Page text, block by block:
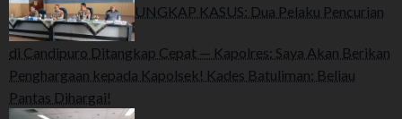
UNGKAP KASUS: Dua Pelaku Pencurian
di Candipuro Ditangkap Cepat — Kapolres: Saya Akan Berikan
Penghargaan kepada Kapolsek! Kades Batuliman: Beliau
Pantas Dihargai!